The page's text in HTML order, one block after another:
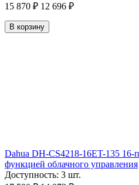
15 870 ₽ 12 696 ₽
В корзину
Dahua DH-CS4218-16ET-135 16-
функцией облачного управления
Доступность: 3 шт.